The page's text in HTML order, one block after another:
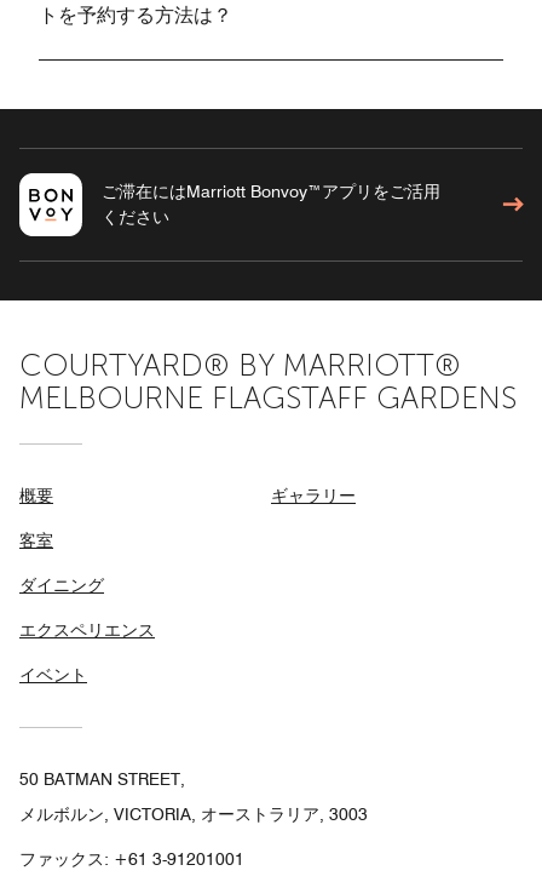
トを予約する方法は？
ご滞在にはMarriott Bonvoy™アプリをご活用
ください
COURTYARD® BY MARRIOTT®
MELBOURNE FLAGSTAFF GARDENS
概要
客室
ダイニング
エクスペリエンス
イベント
ギャラリー
50 BATMAN STREET,
メルボルン, VICTORIA, オーストラリア, 3003
ファックス: +61 3-91201001